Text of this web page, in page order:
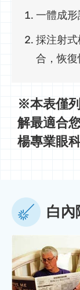
一體成
採注射
合，恢復
※本表僅
解最適合
楊專業眼
白內